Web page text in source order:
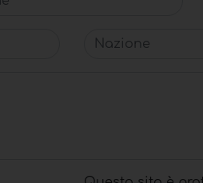
Nazione